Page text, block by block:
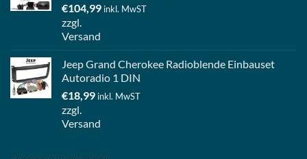
€104,99 inkl. MwST
zzgl.
Versand
Jeep Grand Cherokee Radioblende Einbauset
Autoradio 1 DIN
€18,99 inkl. MwST
zzgl.
Versand